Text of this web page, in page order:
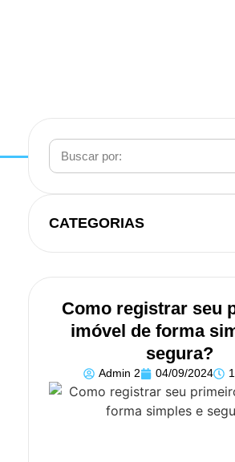
CATEGORIAS
Como registrar seu
imóvel de forma
segura?
Admin 2 04/09/2024